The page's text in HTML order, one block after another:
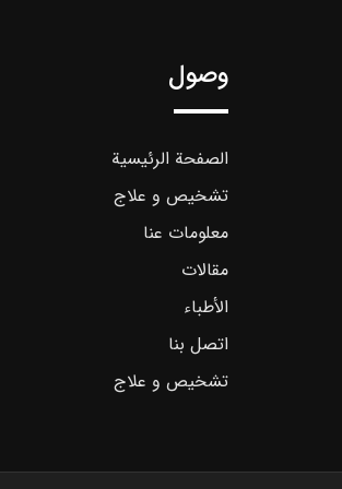
وصول
الصفحة الرئيسية
تشخیص و علاج
معلومات عنا
مقالات
الأطباء
اتصل بنا
تشخیص و علاج